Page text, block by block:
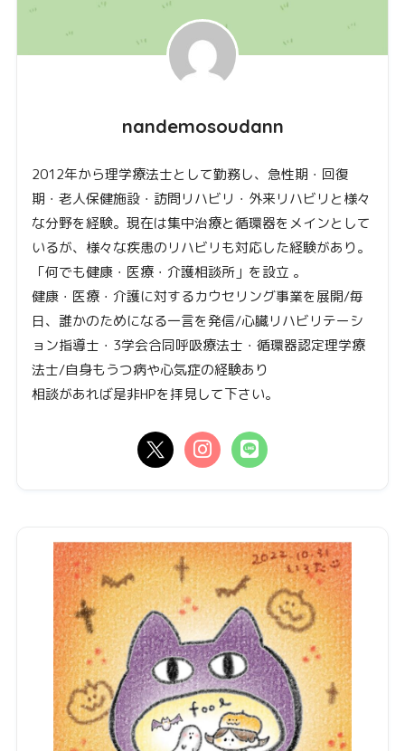
nandemosoudann
2012年から理学療法士として勤務し、急性期・回復
期・老人保健施設・訪問リハビリ・外来リハビリと様々
な分野を経験。現在は集中治療と循環器をメインとして
いるが、様々な疾患のリハビリも対応した経験があり。
「何でも健康・医療・介護相談所」を設立 。
健康・医療・介護に対するカウセリング事業を展開/毎
日、誰かのためになる一言を発信/心臓リハビリテーシ
ョン指導士・3学会合同呼吸療法士・循環器認定理学療
法士/自身もうつ病や心気症の経験あり
相談があれば是非HPを拝見して下さい。